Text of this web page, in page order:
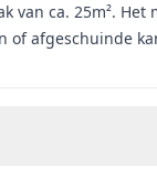
van ca. 25m².
of afgeschuinde